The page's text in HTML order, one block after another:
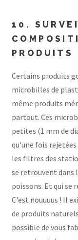
10.
PRODUITS
Certains produits
microbilles de
même produits
partout. Ces
petites (1 mm de
qu'une fois
les filtres des
se retrouvent dans
poissons. Et qui se
C'est nouuuus ! Il
de produits
possible de vous